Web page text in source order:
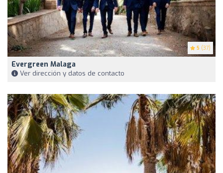
5 (37)
Evergreen Malaga
Ver dirección y datos de contacto